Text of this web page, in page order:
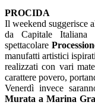
PROCIDA
Il weekend suggerisce
da Capitale
spettacolare
manufatti artistici
realizzati con vari
carattere povero,
Venerdì invece
Murata a Marina